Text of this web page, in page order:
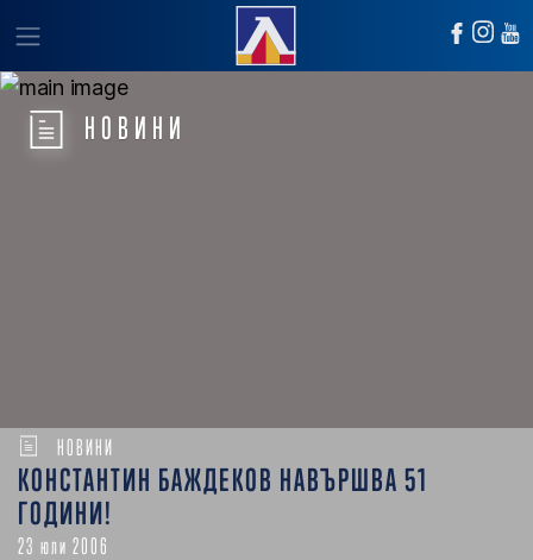
НОВИНИ
НОВИНИ
КОНСТАНТИН БАЖДЕКОВ НАВЪРШВА 51
ГОДИНИ!
23 юли 2006